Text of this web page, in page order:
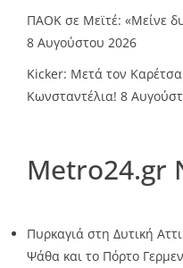
ΠΑΟΚ σε Μεϊτέ: «Μείνε
8 Αυγούστου 2026
Kicker: Μετά τον
Κωνσταντέλια! 8
Metro24.gr
Πυρκαγιά στη Δυτική
Ψάθα και το Πόρτο